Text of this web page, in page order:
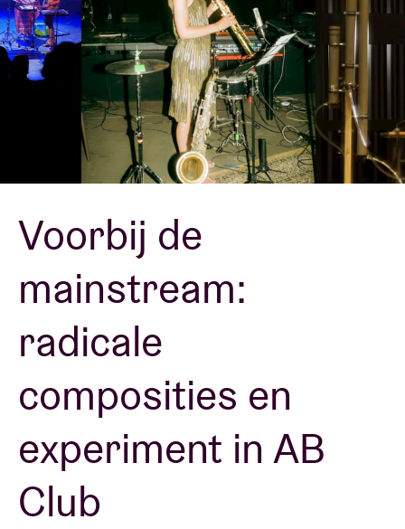
Bezoekersinfo
AB ❤ you
Zaalhuur
BRDCST
ABtv
Concertcheque
Over AB
Contact
Voorbij de
mainstream:
radicale
composities en
experiment in AB
Club